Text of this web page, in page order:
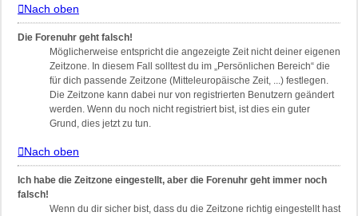
Nach oben
Die Forenuhr geht falsch!
Möglicherweise entspricht die angezeigte Zeit nicht deiner eigenen
Zeitzone. In diesem Fall solltest du im „Persönlichen Bereich“ die
für dich passende Zeitzone (Mitteleuropäische Zeit, ...) festlegen.
Die Zeitzone kann dabei nur von registrierten Benutzern geändert
werden. Wenn du noch nicht registriert bist, ist dies ein guter
Grund, dies jetzt zu tun.
Nach oben
Ich habe die Zeitzone eingestellt, aber die Forenuhr geht immer noch
falsch!
Wenn du dir sicher bist, dass du die Zeitzone richtig eingestellt hast